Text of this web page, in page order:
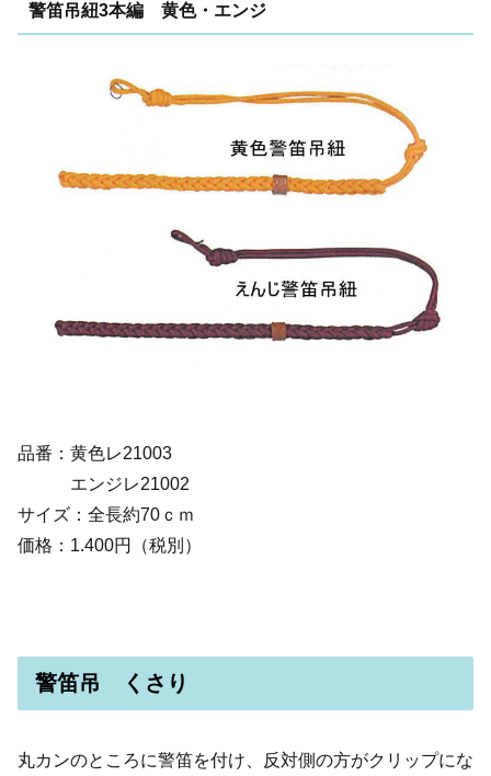
警笛吊紐3本編 黄色・エンジ
品番：黄色レ21003
エンジレ21002
サイズ：全長約70ｃｍ
価格：1.400円（税別）
警笛吊 くさり
丸カンのところに警笛を付け、反対側の方がクリップにな